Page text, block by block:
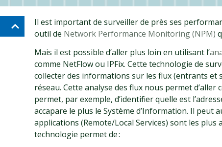
Il est important de surveiller de près ses
outil de Network Performance Monitoring (NPM)
Mais il est possible d’aller plus loin en utilisant l’
comme NetFlow ou IPFix. Cette technologie de
collecter des informations sur les flux (entrants et
réseau. Cette analyse des flux nous permet
permet, par exemple, d’identifier quelle est
accapare le plus le Système d’Information. Il peut
applications (Remote/Local Services) sont les
technologie permet de :